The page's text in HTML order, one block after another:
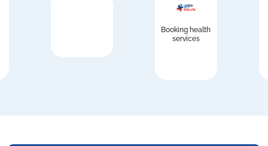
Booking health
services